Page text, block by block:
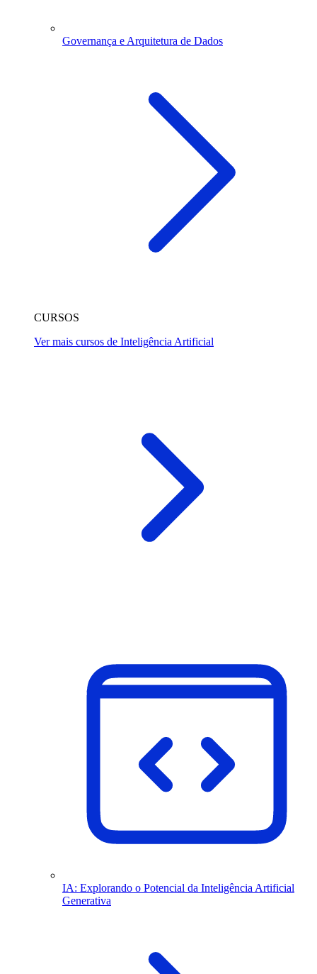
Governança e Arquitetura de Dados
CURSOS
Ver mais cursos de Inteligência Artificial
IA: Explorando o Potencial da Inteligência Artificial
Generativa